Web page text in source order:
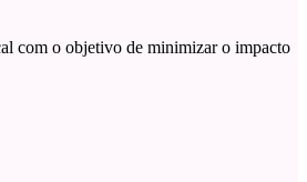
com o objetivo de minimizar o impacto